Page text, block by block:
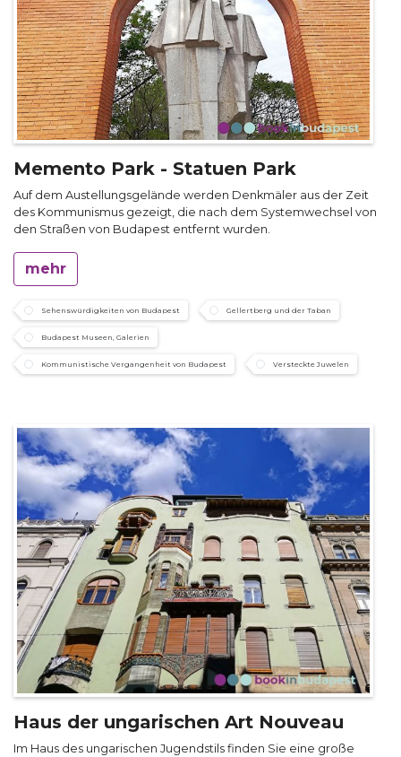
Memento Park - Statuen Park
Auf dem Austellungsgelände werden Denkmäler aus der Zeit
des Kommunismus gezeigt, die nach dem Systemwechsel von
den Straßen von Budapest entfernt wurden.
mehr
Sehenswürdigkeiten von Budapest Gellertberg und der Taban
Budapest Museen, Galerien
Kommunistische Vergangenheit von Budapest Versteckte Juwelen
Haus der ungarischen Art Nouveau
Im Haus des ungarischen Jugendstils finden Sie eine große